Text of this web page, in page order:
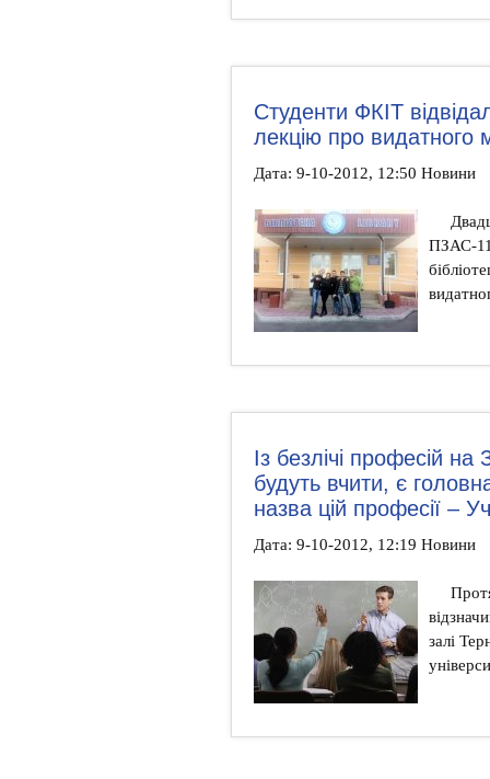
Студенти ФКІТ
лекцію про видатного
Дата: 9-10-2012, 12:50 Новини
ПЗАС-11
Із безлічі професій
будуть вчити, є
назва цій професії –
Дата: 9-10-2012, 12:19 Новини
залі